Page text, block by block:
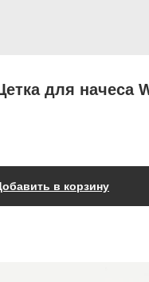
для начеса
в корзину